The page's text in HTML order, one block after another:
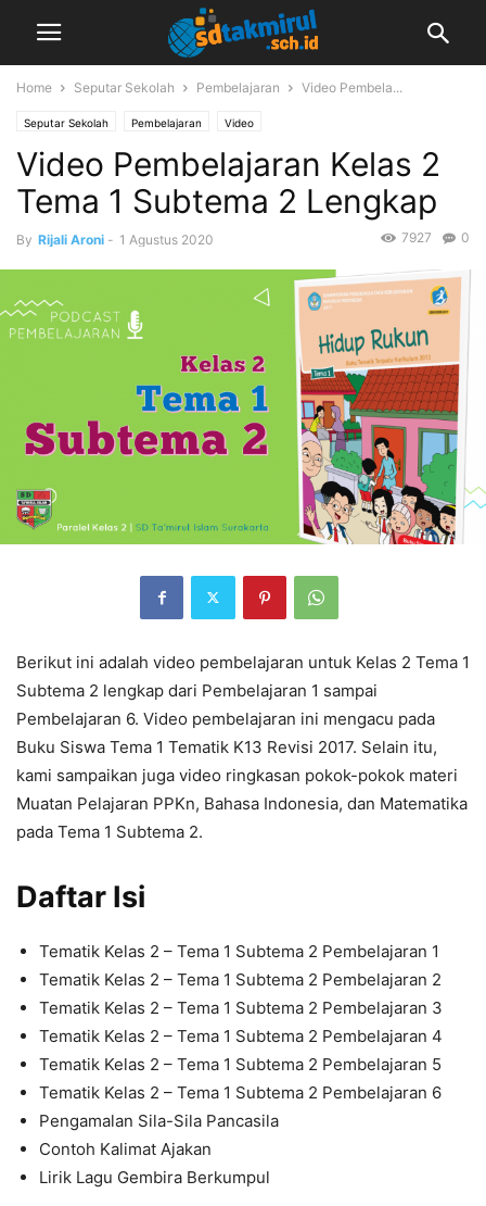
Home Seputar Sekolah Pembelajaran Video Pembela...
Seputar Sekolah Pembelajaran Video
Video Pembelajaran Kelas 2
Tema 1 Subtema 2 Lengkap
By Rijali Aroni - 1 Agustus 2020 0
7927
Berikut ini adalah video pembelajaran untuk Kelas 2 Tema 1
Subtema 2 lengkap dari Pembelajaran 1 sampai
Pembelajaran 6. Video pembelajaran ini mengacu pada
Buku Siswa Tema 1 Tematik K13 Revisi 2017. Selain itu,
kami sampaikan juga video ringkasan pokok-pokok materi
Muatan Pelajaran PPKn, Bahasa Indonesia, dan Matematika
pada Tema 1 Subtema 2.
Daftar Isi
Tematik Kelas 2 – Tema 1 Subtema 2 Pembelajaran 1
Tematik Kelas 2 – Tema 1 Subtema 2 Pembelajaran 2
Tematik Kelas 2 – Tema 1 Subtema 2 Pembelajaran 3
Tematik Kelas 2 – Tema 1 Subtema 2 Pembelajaran 4
Tematik Kelas 2 – Tema 1 Subtema 2 Pembelajaran 5
Tematik Kelas 2 – Tema 1 Subtema 2 Pembelajaran 6
Pengamalan Sila-Sila Pancasila
Contoh Kalimat Ajakan
Lirik Lagu Gembira Berkumpul